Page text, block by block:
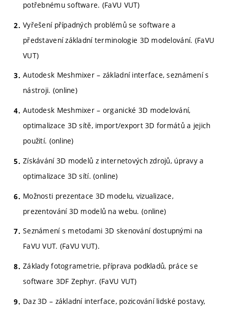
potřebnému software. (FaVU VUT)
Vyřešení případných problémů se software a
představení základní terminologie 3D modelování. (FaVU
VUT)
Autodesk Meshmixer – základní interface, seznámení s
nástroji. (online)
Autodesk Meshmixer – organické 3D modelování,
optimalizace 3D sítě, import/export 3D formátů a jejich
použití. (online)
Získávání 3D modelů z internetových zdrojů, úpravy a
optimalizace 3D sítí. (online)
Možnosti prezentace 3D modelu, vizualizace,
prezentování 3D modelů na webu. (online)
Seznámení s metodami 3D skenování dostupnými na
FaVU VUT. (FaVU VUT).
Základy fotogrametrie, příprava podkladů, práce se
software 3DF Zephyr. (FaVU VUT)
Daz 3D – základní interface, pozicování lidské postavy,